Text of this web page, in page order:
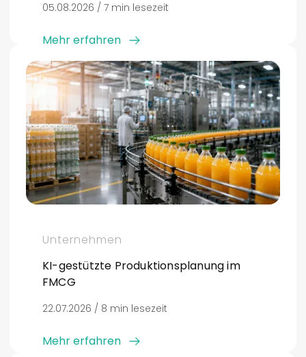
05.08.2026 / 7 min lesezeit
Mehr erfahren
Unternehmen
KI-gestützte Produktionsplanung im
FMCG
22.07.2026 / 8 min lesezeit
Mehr erfahren